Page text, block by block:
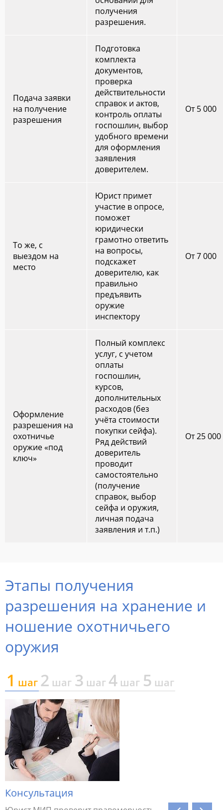
получения
разрешения.
Подача заявки
на получение
разрешения
Подготовка
комплекта
документов,
проверка
действительности
справок и актов,
контроль оплаты
госпошлин, выбор
удобного времени
для оформления
заявления
доверителем.
От 5 000
То же, с
выездом на
место
Юрист примет
участие в опросе,
поможет
юридически
грамотно ответить
на вопросы,
подскажет
доверителю, как
правильно
предъявить
оружие
инспектору
От 7 000
Оформление
разрешения на
охотничье
оружие «под
ключ»
Полный комплекс
услуг, с учетом
оплаты
госпошлин,
курсов,
дополнительных
расходов (без
учёта стоимости
покупки сейфа).
Ряд действий
доверитель
проводит
самостоятельно
(получение
справок, выбор
сейфа и оружия,
личная подача
заявления и т.п.)
От 25 000
Этапы получения
разрешения на хранение и
ношение охотничьего
оружия
1 шаг 2 шаг 3 шаг 4 шаг 5 шаг
Консультация